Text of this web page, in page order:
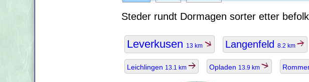
Steder rundt Dormagen sorter etter
Leverkusen 13 km Langenfeld 8.2 km
Leichlingen 13.1 km Opladen 13.9 km